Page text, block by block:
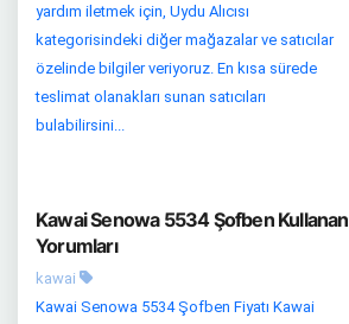
yardım iletmek için, Uydu Alıcısı
kategorisindeki diğer mağazalar ve satıcılar
özelinde bilgiler veriyoruz. En kısa sürede
teslimat olanakları sunan satıcıları
bulabilirsini...
Kawai Senowa 5534 Şofben Kullanan
Yorumları
kawai
Kawai Senowa 5534 Şofben Fiyatı Kawai